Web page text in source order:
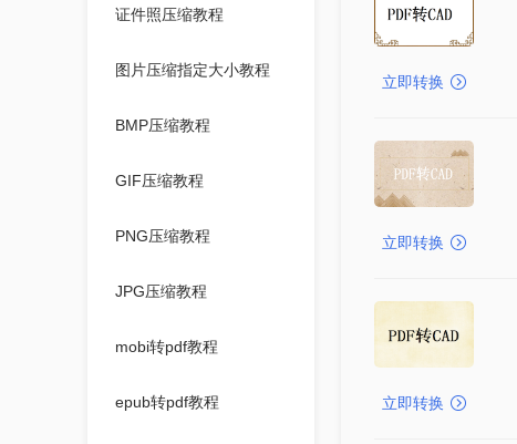
证件照压缩教程
图片压缩指定大小教程
BMP压缩教程
GIF压缩教程
PNG压缩教程
JPG压缩教程
mobi转pdf教程
epub转pdf教程
立即转换
立即转换
立即转换